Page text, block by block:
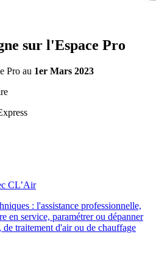
sur l'Espace Pro
Pro au 1er Mars 2023
CL’Air
: l'assistance professionnelle,
en service, paramétrer ou dépanner
traitement d'air ou de chauffage